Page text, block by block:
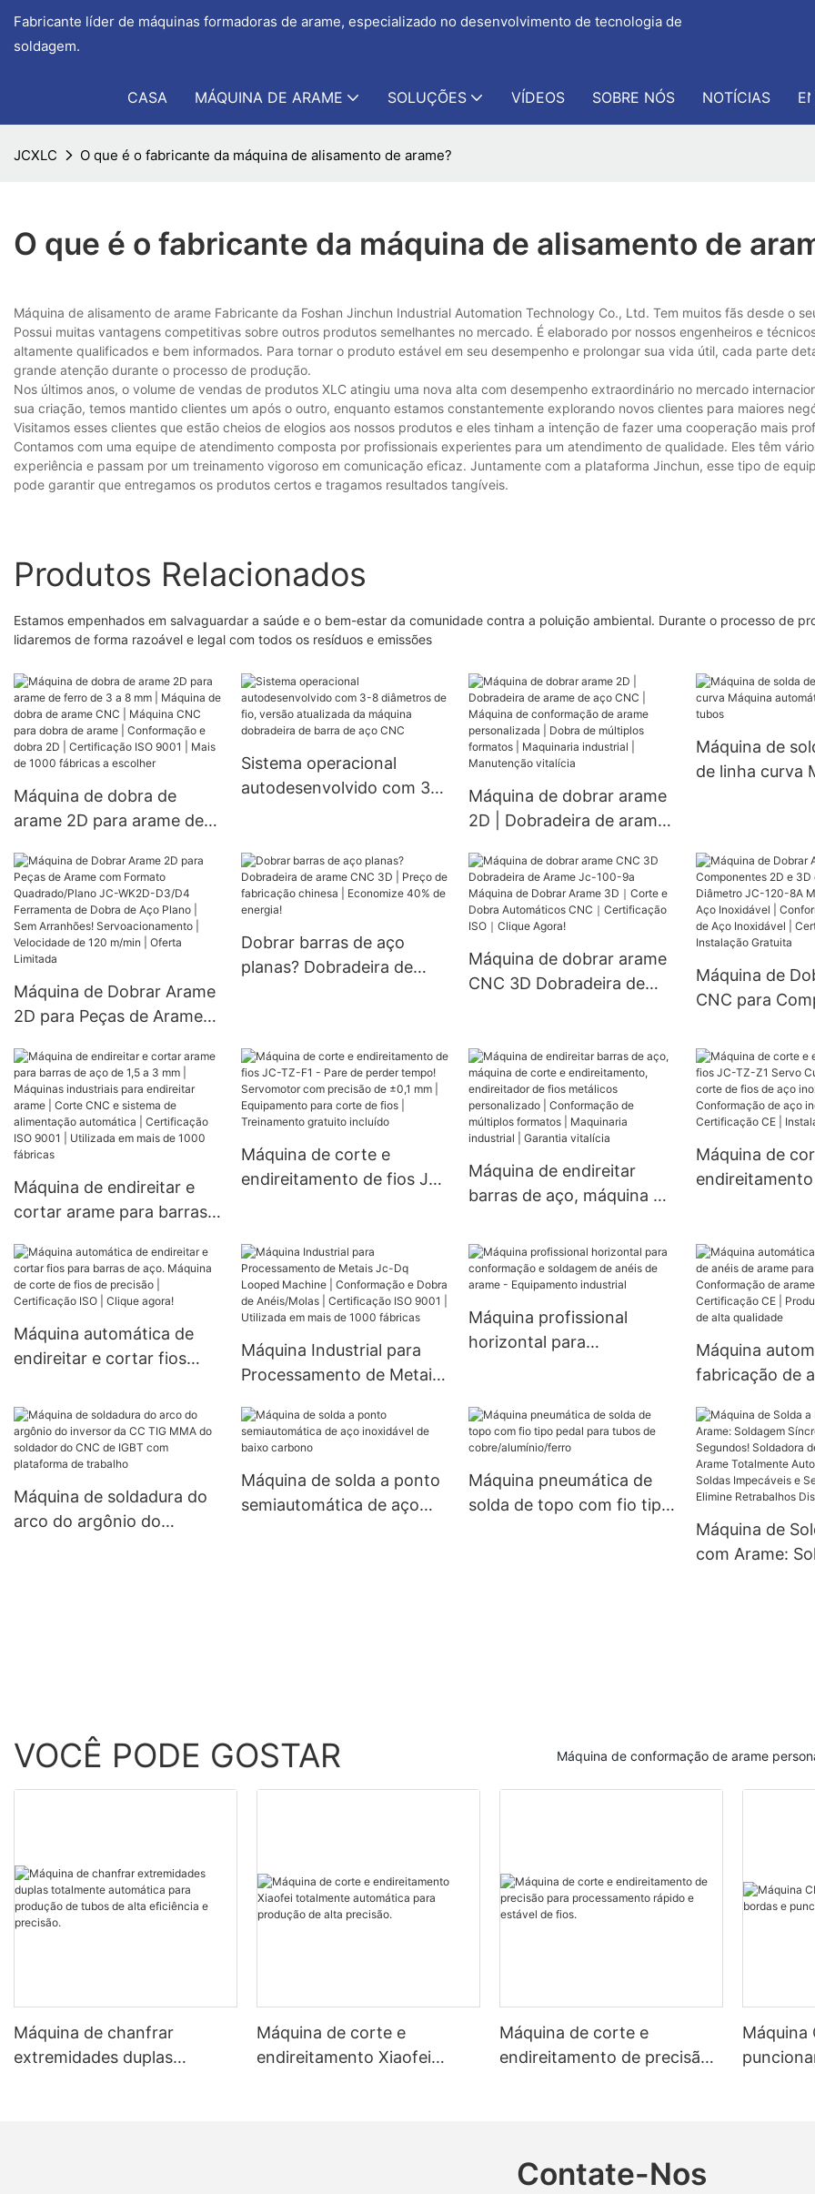
Fabricante líder de máquinas formadoras de arame, especializado no desenvolvimento de tecnologia de
soldagem.
CASA MÁQUINA DE ARAME SOLUÇÕES VÍDEOS SOBRE NÓS NOTÍCIAS
JCXLC O que é o fabricante da máquina de alisamento de arame?
O que é o fabricante da máquina de alisamento de
Máquina de alisamento de arame Fabricante da Foshan Jinchun Industrial Automation Technology Co., Ltd. Tem muitos fãs desde o
Possui muitas vantagens competitivas sobre outros produtos semelhantes no mercado. É elaborado por nossos engenheiros e
altamente qualificados e bem informados. Para tornar o produto estável em seu desempenho e prolongar sua vida útil, cada parte
grande atenção durante o processo de produção.
Nos últimos anos, o volume de vendas de produtos XLC atingiu uma nova alta com desempenho extraordinário no mercado
sua criação, temos mantido clientes um após o outro, enquanto estamos constantemente explorando novos clientes para maiores
Visitamos esses clientes que estão cheios de elogios aos nossos produtos e eles tinham a intenção de fazer uma cooperação mais
Contamos com uma equipe de atendimento composta por profissionais experientes para um atendimento de qualidade. Eles têm
experiência e passam por um treinamento vigoroso em comunicação eficaz. Juntamente com a plataforma Jinchun, esse tipo de
pode garantir que entregamos os produtos certos e tragamos resultados tangíveis.
Produtos Relacionados
Estamos empenhados em salvaguardar a saúde e o bem-estar da comunidade contra a poluição ambiental. Durante o processo de
lidaremos de forma razoável e legal com todos os resíduos e emissões
Máquina de dobra de
arame 2D para arame de
Máquina de dobra de
arame CNC | Máquina
CNC para dobra de arame
| Conformação e dobra 2D
| Certificação ISO 9001 |
Mais de 1000 fábricas a
escolher
Sistema operacional
autodesenvolvido com 3-8
dobradeira de barra de
aço CNC
Máquina de dobrar arame
2D | Dobradeira de arame
conformação de arame
personalizada | Dobra de
múltiplos formatos |
Manutenção vitalícia
Máquina de
de linha curva
Máquina de Dobrar Arame
2D para Peças de Arame
Quadrado/Plano JC-
WK2D-D3/D4 Ferramenta
de Dobra de Aço Plano |
Sem Arranhões!
Servoacionamento |
Velocidade de 120 m/min |
Oferta Limitada
Dobrar barras de aço
planas? Dobradeira de
energia!
Máquina de dobrar arame
CNC 3D Dobradeira de
Corte e Dobra
Automáticos CNC｜
Certificação ISO｜Clique
Agora!
Máquina de
CNC para
Diâmetro JC-
Máquina de
Inoxidável |
de Arame de
Inoxidável |
CE | Instalação
Máquina de endireitar e
cortar arame para barras
Máquinas industriais para
endireitar arame | Corte
CNC e sistema de
alimentação automática |
Certificação ISO 9001 |
fábricas
Máquina de corte e
endireitamento de fios JC-
precisão de ±0,1 mm |
Equipamento para corte
de fios | Treinamento
gratuito incluído
Máquina de endireitar
barras de aço, máquina de
endireitador de fios
metálicos personalizado |
Conformação de múltiplos
formatos | Maquinaria
industrial | Garantia
Máquina de
endireitamento
inoxidável |
de aço
Certificação
Instalação
Máquina automática de
endireitar e cortar fios
Máquina de corte de fios
de precisão | Certificação
ISO | Clique agora!
Máquina Industrial para
Processamento de Metais
Conformação e Dobra de
Anéis/Molas | Certificação
ISO 9001 | Utilizada em
mais de 1000 fábricas
Máquina profissional
horizontal para
Equipamento industrial
Máquina
fabricação de
| Conformação
CNC 2D |
| Produto de
de alta
Máquina de soldadura do
arco do argônio do
Máquina de solda a ponto
semiautomática de aço
Máquina pneumática de
solda de topo com fio tipo
Máquina de
com Arame:
VOCÊ PODE GOSTAR Máquina de conformação de arame
Máquina de chanfrar
extremidades duplas
Máquina de corte e
endireitamento Xiaofei
Máquina de corte e
endireitamento de precisão
Máquina
Contate-Nos